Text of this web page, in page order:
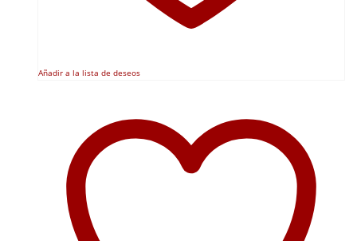
Añadir a la lista de deseos